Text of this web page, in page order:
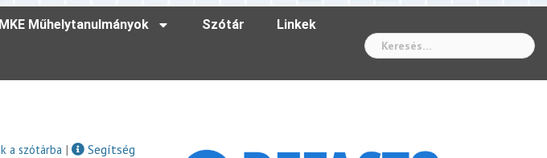
MKE Műhelytanulmányok Szótár Linkek
a szótárba |
Segítség